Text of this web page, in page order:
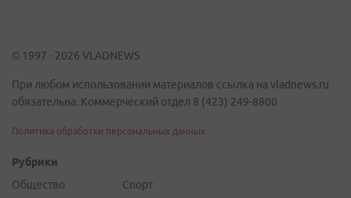
© 1997 - 2026 VLADNEWS
При любом использовании материалов ссылка на vladnews.ru
обязательна. Коммерческий отдел 8 (423) 249-8800
Политика обработки персональных данных
Рубрики
Общество
Спорт